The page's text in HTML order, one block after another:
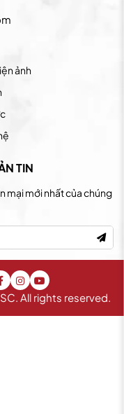
ảnh
TIN
mại mới nhất của chúng
All rights reserved.